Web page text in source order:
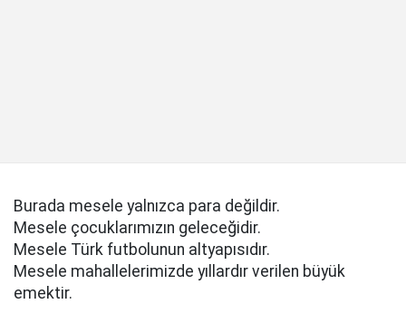
Burada mesele yalnızca para değildir.
Mesele çocuklarımızın geleceğidir.
Mesele Türk futbolunun altyapısıdır.
Mesele mahallelerimizde yıllardır verilen büyük
emektir.